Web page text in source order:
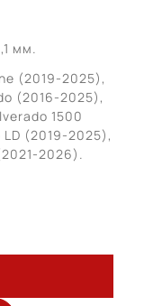
мм.
(2019-2025),
(2016-2025),
1500
(2019-2025),
2026).